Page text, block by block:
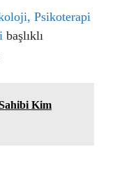
Psikoterapi
başlıklı
Kim